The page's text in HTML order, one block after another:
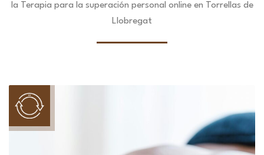
la Terapia para la superación personal online en Torrellas de
Llobregat